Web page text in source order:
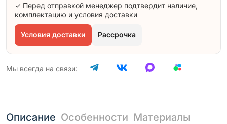
✓ Перед отправкой менеджер подтвердит наличие,
комплектацию и условия доставки
Условия доставки Рассрочка
Мы всегда на связи:
Описание Особенности Материалы